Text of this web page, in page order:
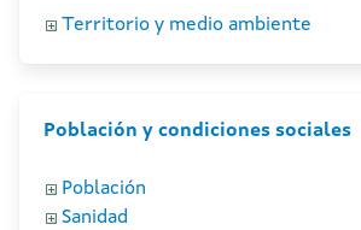
Territorio y medio ambiente
Población y condiciones sociales
Población
Sanidad